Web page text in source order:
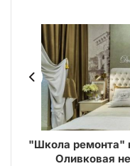
"Школа ремонта"
Оливковая